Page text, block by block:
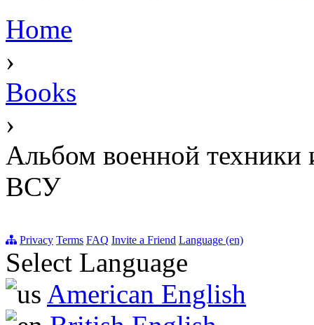
Home
›
Books
›
Альбом военной техники
ВСУ
Privacy Terms FAQ Invite a Friend Language (en)
Select Language
American English